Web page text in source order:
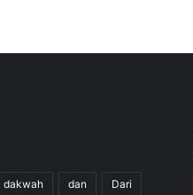
dakwah dan Dari